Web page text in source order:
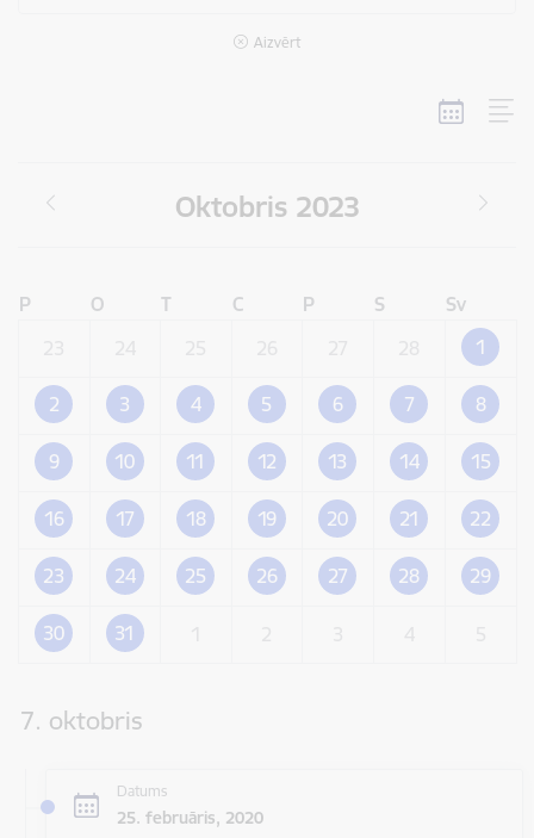
Aizvērt
Oktobris 2023
P O T C P S
Sv
1
2 3 4 5 6 7 8
9 10 11 12 13 14 15
16 17 18 19 20 21 22
23 24 25 26 27 28 29
30 31
7. oktobris
Datums
25. februāris, 2020